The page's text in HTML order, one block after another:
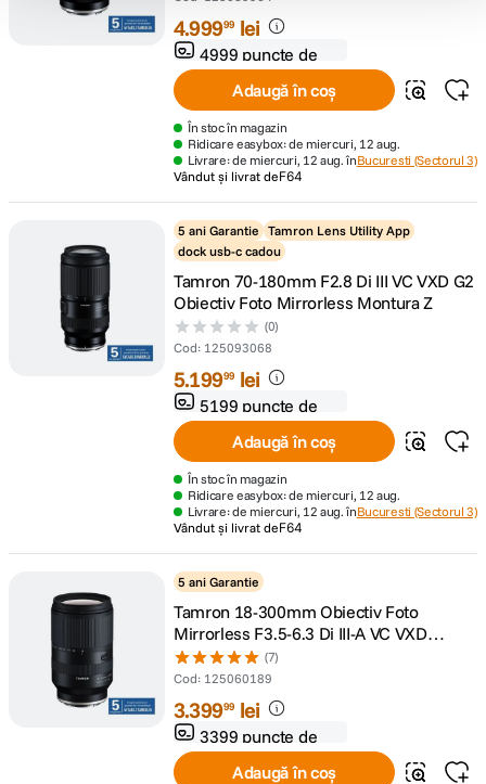
4.99999 lei
4999 puncte de
fidelitate
Adaugă în coș
În stoc în magazin
Ridicare easybox: de miercuri, 12 aug.
Livrare: de miercuri, 12 aug. înBucuresti (Sectorul 3)
Vândut și livrat deF64
5 ani Garantie Tamron Lens Utility App
dock usb-c cadou
Tamron 70-180mm F2.8 Di III VC VXD G2
Obiectiv Foto Mirrorless Montura Z
(0)
Cod: 125093068
5.19999 lei
5199 puncte de
fidelitate
Adaugă în coș
În stoc în magazin
Ridicare easybox: de miercuri, 12 aug.
Livrare: de miercuri, 12 aug. înBucuresti (Sectorul 3)
Vândut și livrat deF64
5 ani Garantie
Tamron 18-300mm Obiectiv Foto
Mirrorless F3.5-6.3 Di III-A VC VXD
Montura Sony E
(7)
Cod: 125060189
3.39999 lei
3399 puncte de
fidelitate
Adaugă în coș